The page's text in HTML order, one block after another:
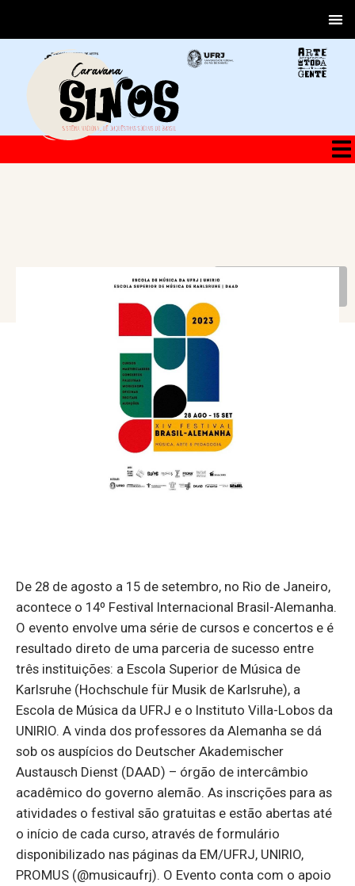
De 28 de agosto a 15 de setembro, no Rio de Janeiro,
acontece o 14º Festival Internacional Brasil-Alemanha.
O evento envolve uma série de cursos e concertos e é
resultado direto de uma parceria de sucesso entre
três instituições: a Escola Superior de Música de
Karlsruhe (Hochschule für Musik de Karlsruhe), a
Escola de Música da UFRJ e o Instituto Villa-Lobos da
UNIRIO. A vinda dos professores da Alemanha se dá
sob os auspícios do Deutscher Akademischer
Austausch Dienst (DAAD) – órgão de intercâmbio
acadêmico do governo alemão. As inscrições para as
atividades o festival são gratuitas e estão abertas até
o início de cada curso, através de formulário
disponibilizado nas páginas da EM/UFRJ, UNIRIO,
PROMUS (@musicaufrj). O Evento conta com o apoio